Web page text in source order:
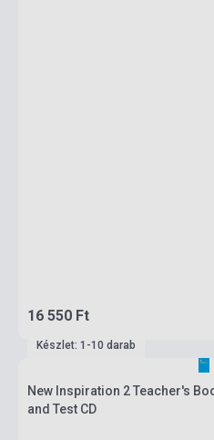
16 550 Ft
Készlet: 1-10 darab
New Inspiration 2 Teacher's
and Test CD